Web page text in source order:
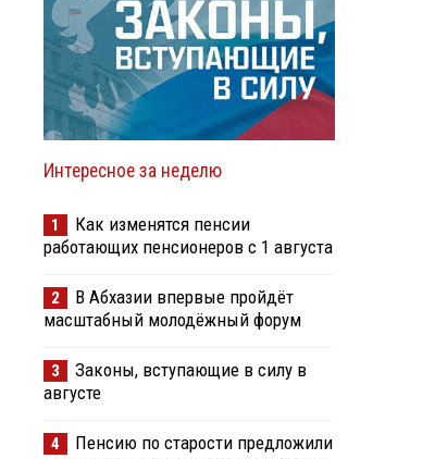
Интересное за неделю
1
Как изменятся пенсии
работающих пенсионеров с 1 августа
2
В Абхазии впервые пройдёт
масштабный молодёжный форум
3
Законы, вступающие в силу в
августе
4
Пенсию по старости предложили